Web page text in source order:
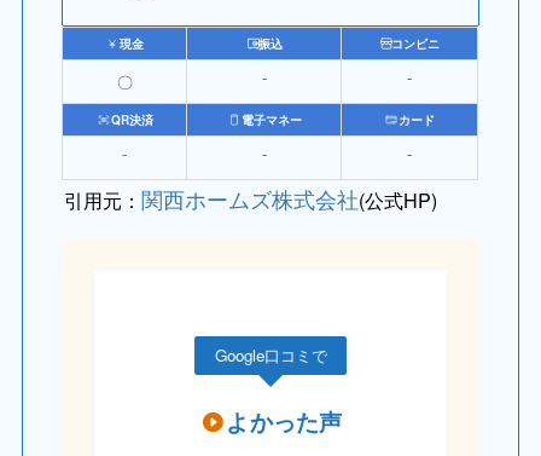
現金 振込 コンビニ
〇 ⁻ ⁻
QR決済 電子マネー カード
⁻ ⁻ ⁻
引用元：関西ホームズ株式会社(公式HP)
Google口コミで
よかった声